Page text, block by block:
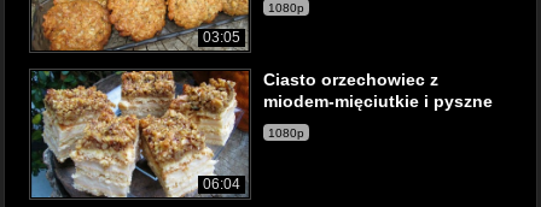
03:05
1080p
06:04
Ciasto orzechowiec z
miodem-mięciutkie i pyszne
1080p